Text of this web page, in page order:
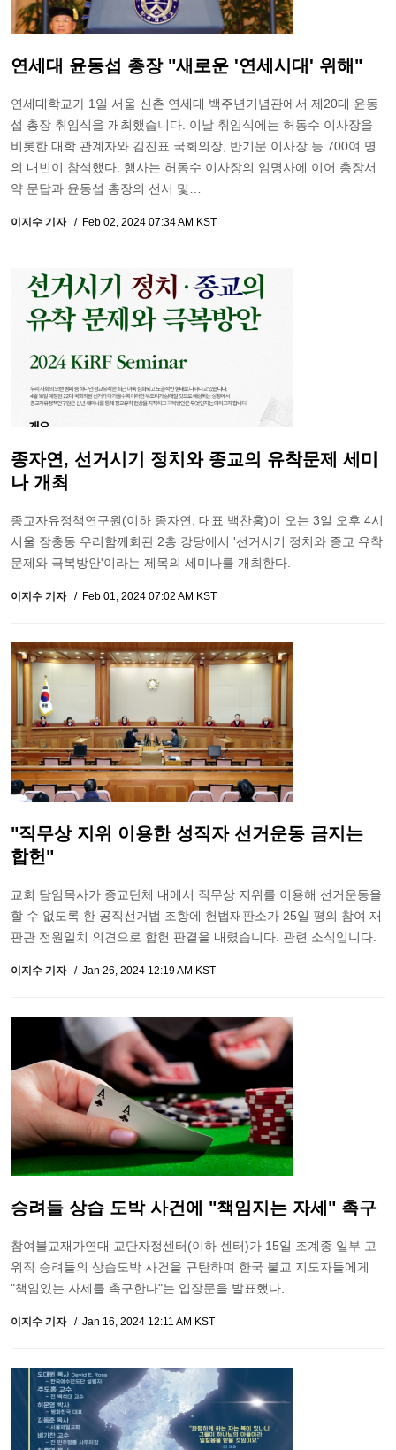
연세대 윤동섭 총장 "새로운 '연세시대' 위해"
연세대학교가 1일 서울 신촌 연세대 백주년기념관에서 제20대 윤동
섭 총장 취임식을 개최했습니다. 이날 취임식에는 허동수 이사장을
비롯한 대학 관계자와 김진표 국회의장, 반기문 이사장 등 700여 명
의 내빈이 참석했다. 행사는 허동수 이사장의 임명사에 이어 총장서
약 문답과 윤동섭 총장의 선서 및…
이지수 기자 Feb 02, 2024 07:34 AM KST
종자연, 선거시기 정치와 종교의 유착문제 세미
나 개최
종교자유정책연구원(이하 종자연, 대표 백찬홍)이 오는 3일 오후 4시
서울 장충동 우리함께회관 2층 강당에서 '선거시기 정치와 종교 유착
문제와 극복방안'이라는 제목의 세미나를 개최한다.
이지수 기자 Feb 01, 2024 07:02 AM KST
"직무상 지위 이용한 성직자 선거운동 금지는
합헌"
교회 담임목사가 종교단체 내에서 직무상 지위를 이용해 선거운동을
할 수 없도록 한 공직선거법 조항에 헌법재판소가 25일 평의 참여 재
판관 전원일치 의견으로 합헌 판결을 내렸습니다. 관련 소식입니다.
이지수 기자 Jan 26, 2024 12:19 AM KST
승려들 상습 도박 사건에 "책임지는 자세" 촉구
참여불교재가연대 교단자정센터(이하 센터)가 15일 조계종 일부 고
위직 승려들의 상습도박 사건을 규탄하며 한국 불교 지도자들에게
"책임있는 자세를 촉구한다"는 입장문을 발표했다.
이지수 기자 Jan 16, 2024 12:11 AM KST